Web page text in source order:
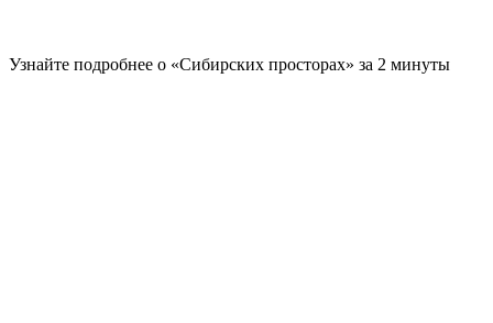
Узнайте подробнее о «Сибирских просторах» за 2 минуты